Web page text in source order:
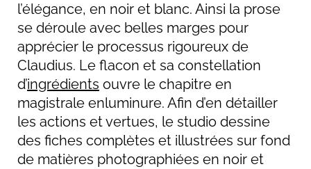
l’élégance, en noir et blanc. Ainsi la prose
se déroule avec belles marges pour
apprécier le processus rigoureux de
Claudius. Le flacon et sa constellation
d’ingrédients ouvre le chapitre en
magistrale enluminure. Afin d’en détailler
les actions et vertues, le studio dessine
des fiches complètes et illustrées sur fond
de matières photographiées en noir et